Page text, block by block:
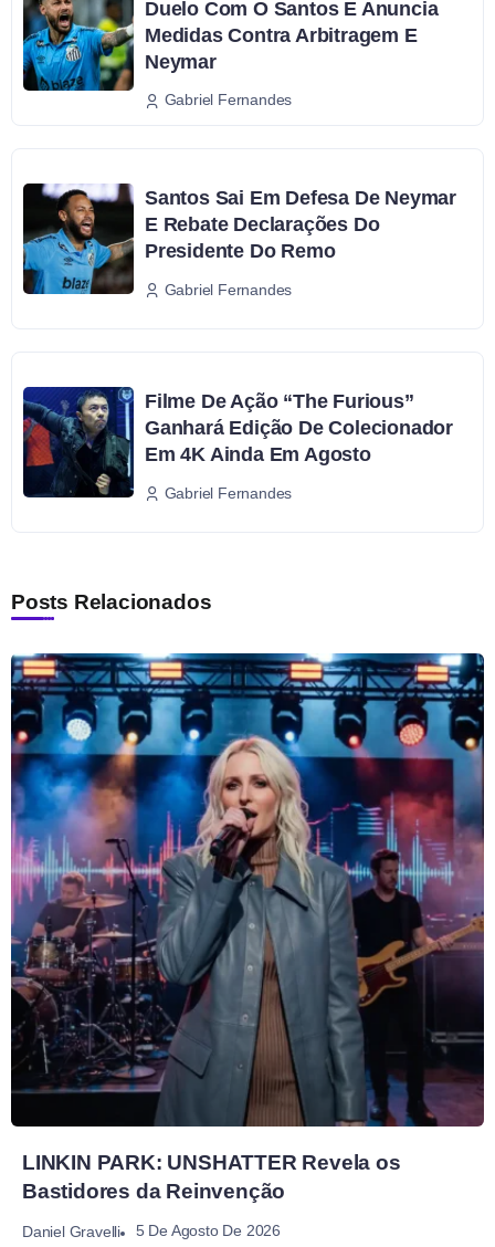
Duelo Com O Santos E Anuncia
Medidas Contra Arbitragem E
Neymar
Gabriel Fernandes
Santos Sai Em Defesa De Neymar
E Rebate Declarações Do
Presidente Do Remo
Gabriel Fernandes
Filme De Ação “The Furious”
Ganhará Edição De Colecionador
Em 4K Ainda Em Agosto
Gabriel Fernandes
Posts Relacionados
LINKIN PARK: UNSHATTER Revela os
Bastidores da Reinvenção
Daniel Gravelli 5 De Agosto De 2026